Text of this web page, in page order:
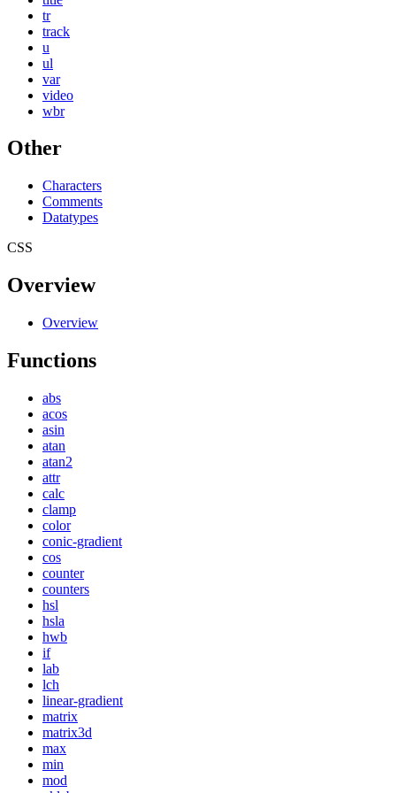
tr
track
u
ul
var
video
wbr
Other
Characters
Comments
Datatypes
CSS
Overview
Overview
Functions
abs
acos
asin
atan
atan2
attr
calc
clamp
color
conic-gradient
cos
counter
counters
hsl
hsla
hwb
if
lab
lch
linear-gradient
matrix
matrix3d
max
min
mod